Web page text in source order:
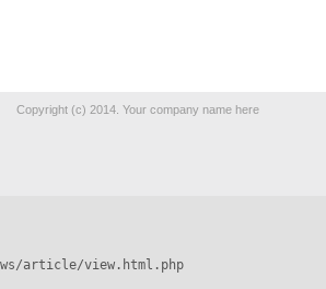
Copyright (c) 2014. Your company name here
article/view.html.php